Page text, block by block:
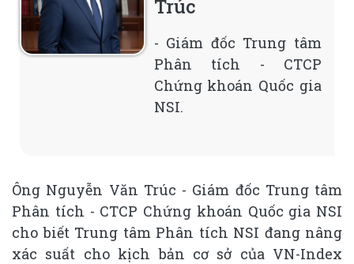
Trúc
- Giám đốc Trung tâm
Phân tích - CTCP
Chứng khoán Quốc gia
NSI.
Ông Nguyễn Văn Trúc - Giám đốc Trung tâm
Phân tích - CTCP Chứng khoán Quốc gia NSI
cho biết Trung tâm Phân tích NSI đang nâng
xác suất cho kịch bản cơ sở của VN-Index